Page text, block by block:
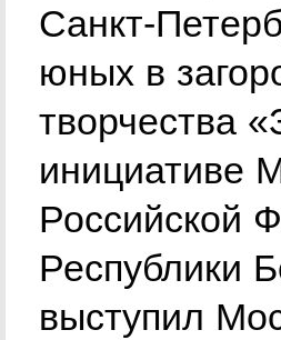
Санкт-
юных в
творчества
инициативе
Российской
Республики
выступил